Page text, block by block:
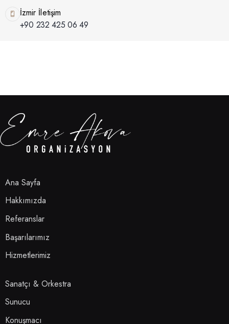
İzmir İletişim
+90 232 425 06 49
Ana Sayfa
Hakkımızda
Referanslar
Başarılarımız
Hizmetlerimiz
Sanatçı & Orkestra
Sunucu
Konuşmacı